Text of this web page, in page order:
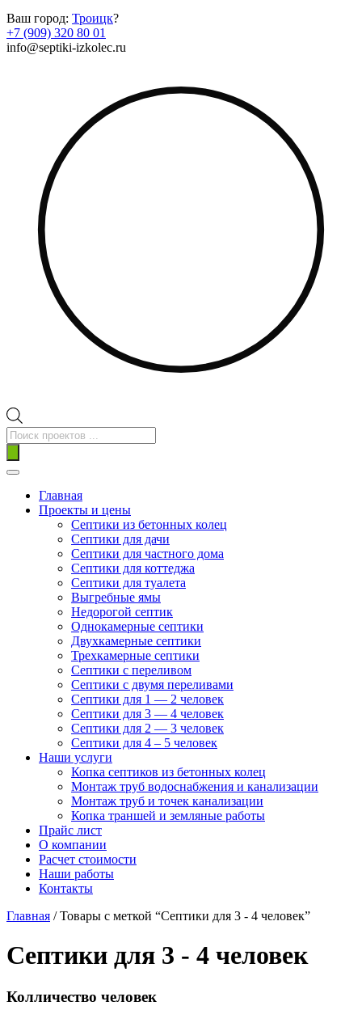
Ваш город: Троицк?
+7 (909) 320 80 01
info@septiki-izkolec.ru
Поиск
товаров
Главная
Проекты и цены
Септики из бетонных колец
Септики для дачи
Септики для частного дома
Септики для коттеджа
Септики для туалета
Выгребные ямы
Недорогой септик
Однокамерные септики
Двухкамерные септики
Трехкамерные септики
Септики с переливом
Септики с двумя переливами
Септики для 1 — 2 человек
Септики для 3 — 4 человек
Септики для 2 — 3 человек
Септики для 4 – 5 человек
Наши услуги
Копка септиков из бетонных колец
Монтаж труб водоснабжения и канализации
Монтаж труб и точек канализации
Копка траншей и земляные работы
Прайс лист
О компании
Расчет стоимости
Наши работы
Контакты
Главная / Товары с меткой “Септики для 3 - 4 человек”
Септики для 3 - 4 человек
Колличество человек